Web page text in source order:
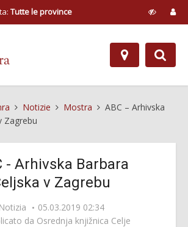
Tutte le province
Notizie Mostra
ABC – Arhivska
Zagrebu
- Arhivska Barbara
v Zagrebu
Notizia
05.03.2019 02:34
da Osrednja knjižnica Celje